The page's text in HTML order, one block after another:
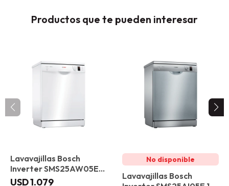
Productos que te pueden interesar
Lavavajillas Bosch
Inverter SMS25AW05E
12 servicios
USD1.079
Lavavajillas Bosch